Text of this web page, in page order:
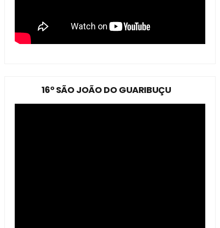
16º SÃO JOÃO DO GUARIBUÇU